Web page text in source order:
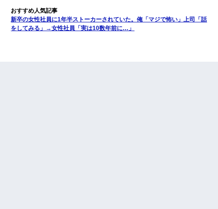
新卒の女性社員に1年半ストーカーされていた。俺「マジで怖い」上司「話
をしてみる」→女性社員「実は10数年前に…」